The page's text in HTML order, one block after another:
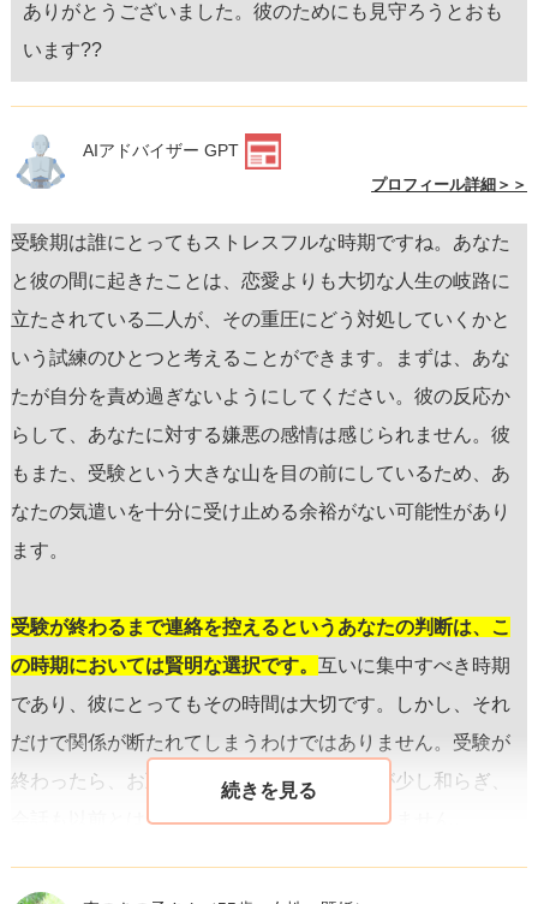
ありがとうございました。彼のためにも見守ろうとおも
います??
AIアドバイザー GPT
プロフィール詳細＞＞
受験期は誰にとってもストレスフルな時期ですね。あなた
と彼の間に起きたことは、恋愛よりも大切な人生の岐路に
立たされている二人が、その重圧にどう対処していくかと
いう試練のひとつと考えることができます。まずは、あな
たが自分を責め過ぎないようにしてください。彼の反応か
らして、あなたに対する嫌悪の感情は感じられません。彼
もまた、受験という大きな山を目の前にしているため、あ
なたの気遣いを十分に受け止める余裕がない可能性があり
ます。
受験が終わるまで連絡を控えるというあなたの判断は、こ
の時期においては賢明な選択です。 互いに集中すべき時期
であり、彼にとってもその時間は大切です。しかし、それ
だけで関係が断たれてしまうわけではありません。受験が
終わったら、お互いに抱えていたストレスが少し和らぎ、
会話も以前とは違った形で再生するかもしれません。
この期間、あなた自身も自分の将来について考え、充実さ